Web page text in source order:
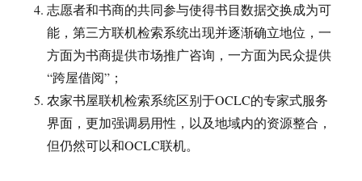
志愿者和书商的共同参与使得书目数据交换成为可
能，第三方联机检索系统出现并逐渐确立地位，一
方面为书商提供市场推广咨询，一方面为民众提供
“跨屋借阅”；
农家书屋联机检索系统区别于OCLC的专家式服务
界面，更加强调易用性，以及地域内的资源整合，
但仍然可以和OCLC联机。